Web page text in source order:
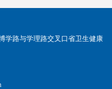
学路与学理路交叉口省卫生健康